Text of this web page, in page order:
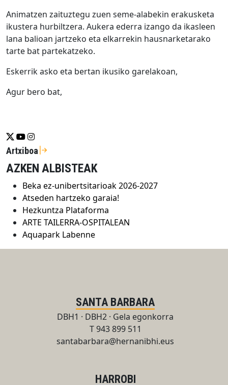
Animatzen zaituztegu zuen seme-alabekin erakusketa
ikustera hurbiltzera. Aukera ederra izango da ikasleen
lana balioan jartzeko eta elkarrekin hausnarketarako
tarte bat partekatzeko.
Eskerrik asko eta bertan ikusiko garelakoan,
Agur bero bat,
Se abrirá nueva ventana-twitter
Se abrirá nueva ventana-youtube
Se abrirá nueva ventana-instragram
Artxiboa
AZKEN ALBISTEAK
Beka ez-unibertsitarioak 2026-2027
Atseden hartzeko garaia!
Hezkuntza Plataforma
ARTE TAILERRA-OSPITALEAN
Aquapark Labenne
SANTA BARBARA
DBH1 · DBH2 · Gela egonkorra
T 943 899 511
santabarbara@hernanibhi.eus
HARROBI